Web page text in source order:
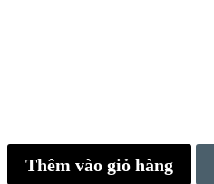
Thêm vào giỏ hàng